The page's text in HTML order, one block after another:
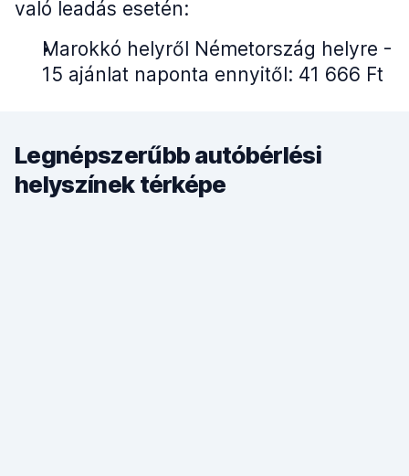
való leadás esetén:
Marokkó helyről Németország helyre -
15 ajánlat naponta ennyitől: 41 666 Ft
Legnépszerűbb autóbérlési
helyszínek térképe